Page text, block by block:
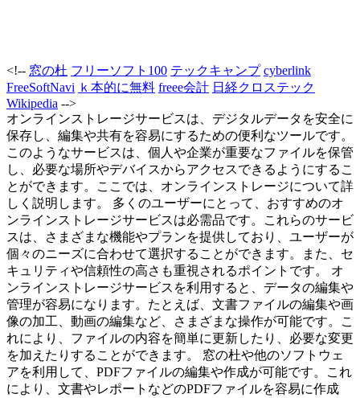
<!-- 窓の杜 フリーソフト100 テックキャンプ cyberlink
FreeSoftNavi ｋ本的に無料 freee会計 日経クロステック
Wikipedia -->
オンラインストレージサービスは、デジタルデータを安全に
保存し、編集や共有を容易にするための便利なツールです。
このようなサービスは、個人や企業が重要なファイルを保管
し、必要な場所やデバイスからアクセスできるようにするこ
とができます。ここでは、オンラインストレージについて詳
しく説明します。 多くのユーザーにとって、おすすめのオ
ンラインストレージサービスは必需品です。これらのサービ
スは、さまざまな機能やプランを提供しており、ユーザーが
個々のニーズに合わせて選択することができます。また、セ
キュリティや信頼性の高さも重視されるポイントです。 オ
ンラインストレージサービスを利用すると、データの編集や
管理が容易になります。たとえば、文書ファイルの編集や画
像の加工、動画の編集など、さまざまな操作が可能です。こ
れにより、ファイルの内容を簡単に更新したり、必要な変更
を加えたりすることができます。 窓の杜や他のソフトウェ
アを利用して、PDFファイルの編集や作成が可能です。これ
により、文書やレポートなどのPDFファイルを容易に作成